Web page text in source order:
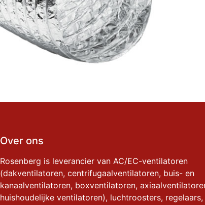
Over ons
Rosenberg is leverancier van AC/EC-ventilatoren
(dakventilatoren, centrifugaalventilatoren, buis- en
kanaalventilatoren, boxventilatoren,
huishoudelijke ventilatoren), luchtroosters, regelaars,